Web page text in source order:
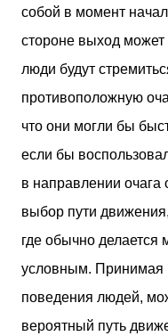
собой в момент
стороне выход
люди будут
противоположную
что они могли бы
если бы
в направлении очага
выбор пути
где обычно делается
условным. Принимая
поведения людей,
вероятный путь